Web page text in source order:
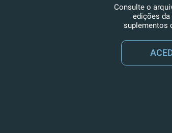
Consulte o
edições
suplementos